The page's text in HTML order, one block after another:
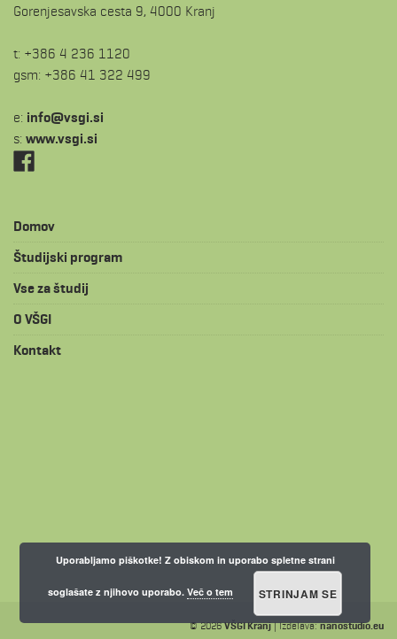
Gorenjesavska cesta 9, 4000 Kranj
t: +386 4 236 1120
gsm: +386 41 322 499
e: is.igsv@ofni
s: www.vsgi.si
Domov
Študijski program
Vse za študij
O VŠGI
Kontakt
© 2026VŠGI Kranj| Izdelava:nanostudio.eu
Uporabljamo piškotke! Z obiskom in uporabo spletne strani
soglašate z njihovo uporabo.Več o tem STRINJAM SE